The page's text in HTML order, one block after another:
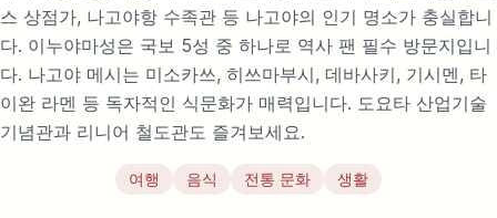
스 상점가, 나고야항 수족관 등 나고야의 인기 명소가 충실합니
다. 이누야마성은 국보 5성 중 하나로 역사 팬 필수 방문지입니
다. 나고야 메시는 미소카쓰, 히쓰마부시, 데바사키, 기시멘, 타
이완 라멘 등 독자적인 식문화가 매력입니다. 도요타 산업기술
기념관과 리니어 철도관도 즐겨보세요.
여행 음식 전통 문화 생활